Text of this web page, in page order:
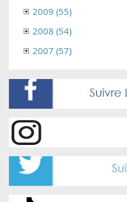
2009 (55)
2008 (54)
2007 (57)